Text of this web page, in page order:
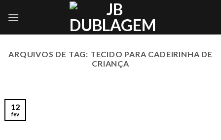
ARQUIVOS DE TAG: TECIDO PARA CADEIRINHA DE
CRIANÇA
12
fev